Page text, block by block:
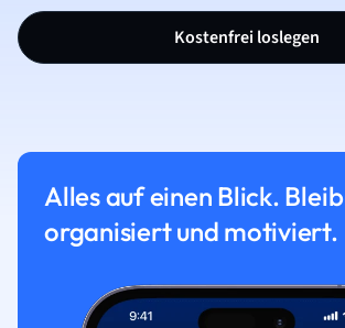
Kostenfrei loslegen
Alles auf einen Blick. Bleib
organisiert und motiviert.